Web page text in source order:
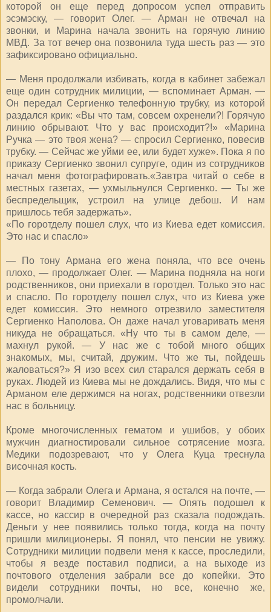
которой он еще перед допросом успел отправить
эсэмэску, — говорит Олег. — Арман не отвечал на
звонки, и Марина начала звонить на горячую линию
МВД. За тот вечер она позвонила туда шесть раз — это
зафиксировано официально.
— Меня продолжали избивать, когда в кабинет забежал
еще один сотрудник милиции, — вспоминает Арман. —
Он передал Сергиенко телефонную трубку, из которой
раздался крик: «Вы что там, совсем охренели?! Горячую
линию обрывают. Что у вас происходит?!» «Марина
Ручка — это твоя жена? — спросил Сергиенко, повесив
трубку. — Сейчас же уйми ее, или будет хуже». Пока я по
приказу Сергиенко звонил супруге, один из сотрудников
начал меня фотографировать.«Завтра читай о себе в
местных газетах, — ухмыльнулся Сергиенко. — Ты же
беспредельщик, устроил на улице дебош. И нам
пришлось тебя задержать».
«По горотделу пошел слух, что из Киева едет комиссия.
Это нас и спасло»
— По тону Армана его жена поняла, что все очень
плохо, — продолжает Олег. — Марина подняла на ноги
родственников, они приехали в горотдел. Только это нас
и спасло. По горотделу пошел слух, что из Киева уже
едет комиссия. Это немного отрезвило заместителя
Сергиенко Наполова. Он даже начал уговаривать меня
никуда не обращаться. «Ну что ты в самом деле, —
махнул рукой. — У нас же с тобой много общих
знакомых, мы, считай, дружим. Что же ты, пойдешь
жаловаться?» Я изо всех сил старался держать себя в
руках. Людей из Киева мы не дождались. Видя, что мы с
Арманом еле держимся на ногах, родственники отвезли
нас в больницу.
Кроме многочисленных гематом и ушибов, у обоих
мужчин диагностировали сильное сотрясение мозга.
Медики подозревают, что у Олега Куца треснула
височная кость.
— Когда забрали Олега и Армана, я остался на почте, —
говорит Владимир Семенович. — Опять подошел к
кассе, но кассир в очередной раз сказала подождать.
Деньги у нее появились только тогда, когда на почту
пришли милиционеры. Я понял, что пенсии не увижу.
Сотрудники милиции подвели меня к кассе, проследили,
чтобы я везде поставил подписи, а на выходе из
почтового отделения забрали все до копейки. Это
видели сотрудники почты, но все, конечно же,
промолчали.